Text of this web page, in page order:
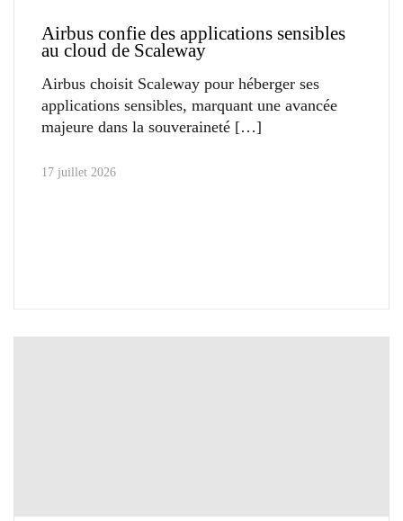
Airbus confie des applications sensibles
au cloud de Scaleway
Airbus choisit Scaleway pour héberger ses
applications sensibles, marquant une avancée
majeure dans la souveraineté
17 juillet 2026